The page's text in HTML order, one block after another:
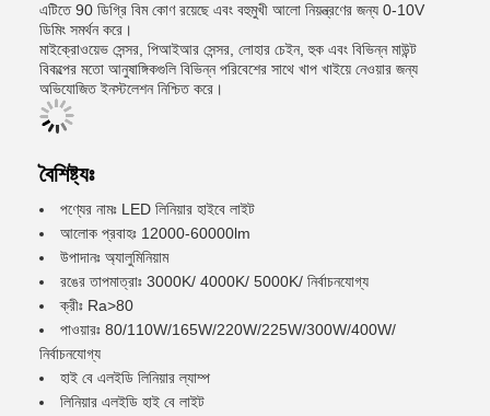
এটিতে 90 ডিগ্রি বিম কোণ রয়েছে এবং বহুমুখী আলো নিয়ন্ত্রণের জন্য 0-10V
ডিমিং সমর্থন করে।
মাইক্রোওয়েভ সেন্সর, পিআইআর সেন্সর, লোহার চেইন, হুক এবং বিভিন্ন মাউন্ট
বিকল্পের মতো আনুষাঙ্গিকগুলি বিভিন্ন পরিবেশের সাথে খাপ খাইয়ে নেওয়ার জন্য
অভিযোজিত ইনস্টলেশন নিশ্চিত করে।
বৈশিষ্ট্যঃ
পণ্যের নামঃ LED লিনিয়ার হাইবে লাইট
আলোক প্রবাহঃ 12000-60000lm
উপাদানঃ অ্যালুমিনিয়াম
রঙের তাপমাত্রাঃ 3000K/ 4000K/ 5000K/ নির্বাচনযোগ্য
ক্রীঃ Ra>80
পাওয়ারঃ 80/110W/165W/220W/225W/300W/400W/
নির্বাচনযোগ্য
হাই বে এলইডি লিনিয়ার ল্যাম্প
লিনিয়ার এলইডি হাই বে লাইট